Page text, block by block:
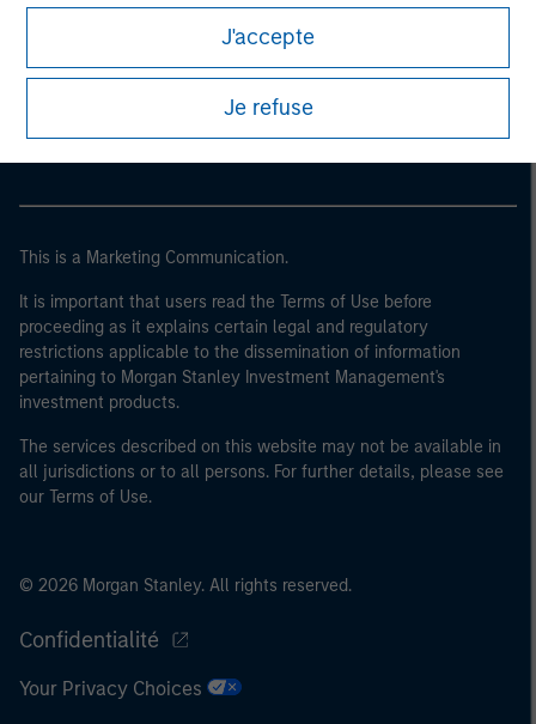
négociation de matières premières ou d’instruments
dérivés sur matières premières ou un autre investisseur
institutionnel, qui devra être agréé(e) ou réglementé(e)
pour opérer sur les marchés financiers ; (b) une grande
suivants à l’échelle de la société : (I) un bilan total de
propres, entité agissant pour son propre compte ; ou (c)
un gouvernement national ou régional, y compris les
organismes publics qui gèrent de la dette publique au
niveau national ou régional, les banques centrales, les
institutions internationales et supranationales comme
la Banque Mondiale, le FMI, la BCE, la BEI et d'autres
organisations internationales similaires agissant pour
leur propre compte.
Veuillez noter que la notion d’Investisseur professionnel
J'accepte
Je refuse
Morgan Stanley Careers
This is a Marketing Communication.
It is important that users read the Terms of Use before
proceeding as it explains certain legal and regulatory
restrictions applicable to the dissemination of information
pertaining to Morgan Stanley Investment Management's
investment products.
The services described on this website may not be available in
all jurisdictions or to all persons. For further details, please see
our Terms of Use.
© 2026 Morgan Stanley. All rights reserved.
Confidentialité
Your Privacy Choices